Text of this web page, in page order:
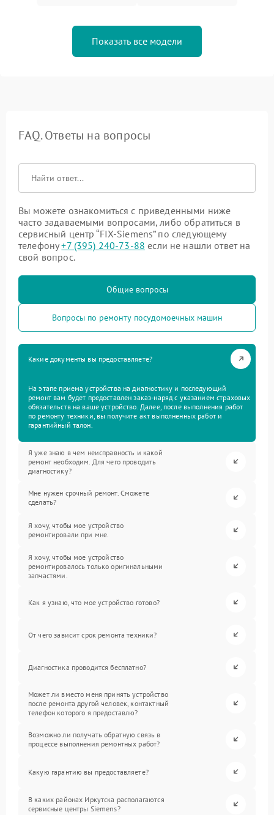
Показать все модели
FAQ. Ответы на вопросы
Вы можете ознакомиться с приведенными ниже
часто задаваемыми вопросами, либо обратиться в
сервисный центр “FIX-Siemens” по следующему
телефону+7 (395) 240-73-88 если не нашли ответ на
свой вопрос.
Общие вопросы
Вопросы по ремонту посудомоечных машин
Какие документы вы предоставляете?
На этапе приема устройства на диагностику и последующий
ремонт вам будет предоставлен заказ-наряд с указанием страховых
обязательств на ваше устройство. Далее, после выполнения работ
по ремонту техники, вы получите акт выполненных работ и
гарантийный талон.
Я уже знаю в чем неисправность и какой
ремонт необходим. Для чего проводить
диагностику?
Мне нужен срочный ремонт. Сможете
сделать?
Я хочу, чтобы мое устройство
ремонтировали при мне.
Я хочу, чтобы мое устройство
ремонтировалось только оригинальными
запчастями.
Как я узнаю, что мое устройство готово?
От чего зависит срок ремонта техники?
Диагностика проводится бесплатно?
Может ли вместо меня принять устройство
после ремонта другой человек, контактный
телефон которого я предоставлю?
Возможно ли получать обратную связь в
процессе выполнения ремонтных работ?
Какую гарантию вы предоставляете?
В каких районах Иркутска располагаются
сервисные центры Siemens?